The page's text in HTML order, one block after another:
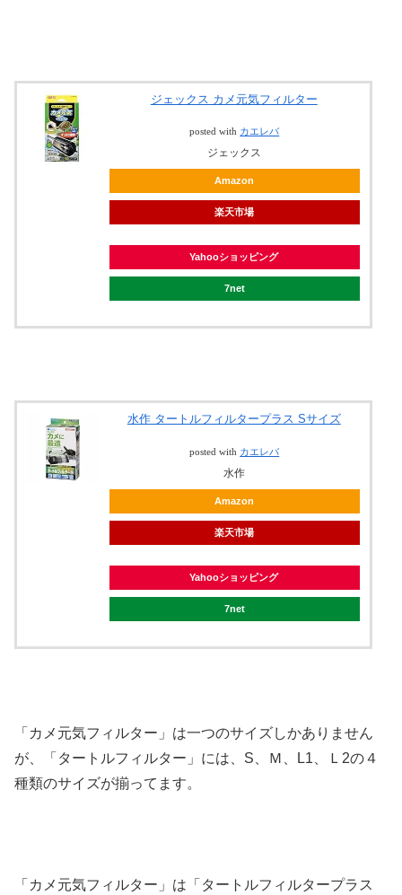
ジェックス カメ元気フィルター
posted with カエレバ
ジェックス
Amazon
楽天市場
Yahooショッピング
7net
水作 タートルフィルタープラス Sサイズ
posted with カエレバ
水作
Amazon
楽天市場
Yahooショッピング
7net
「カメ元気フィルター」は一つのサイズしかありません
が、「タートルフィルター」には、S、Ｍ、L1、Ｌ2の４
種類のサイズが揃ってます。
「カメ元気フィルター」は「タートルフィルタープラス